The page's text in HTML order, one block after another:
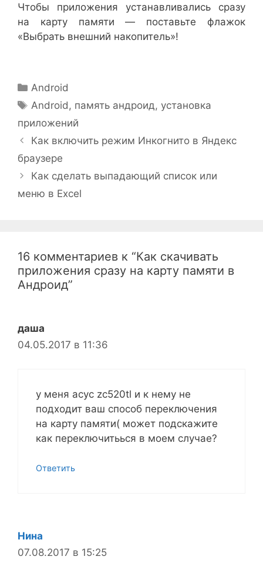
Чтобы приложения устанавливались сразу
на карту памяти — поставьте флажок
«Выбрать внешний накопитель»!
Рубрики
Android
Метки
Android, память андроид, установка
приложений
Как включить режим Инкогнито в Яндекс
браузере
Как сделать выпадающий список или
меню в Excel
16 комментариев к “Как скачивать
приложения сразу на карту памяти в
Андроид”
даша
04.05.2017 в 11:36
у меня асус zc520tl и к нему не
подходит ваш способ переключения
на карту памяти( может подскажите
как переключитьься в моем случае?
Ответить
Нина
07.08.2017 в 15:25